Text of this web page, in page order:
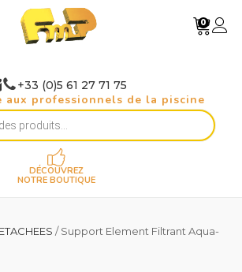
0
+33 (0)5 61 27 71 75
aux professionnels de la piscine
DÉCOUVREZ
NOTRE BOUTIQUE
/ Support Element Filtrant Aqua-